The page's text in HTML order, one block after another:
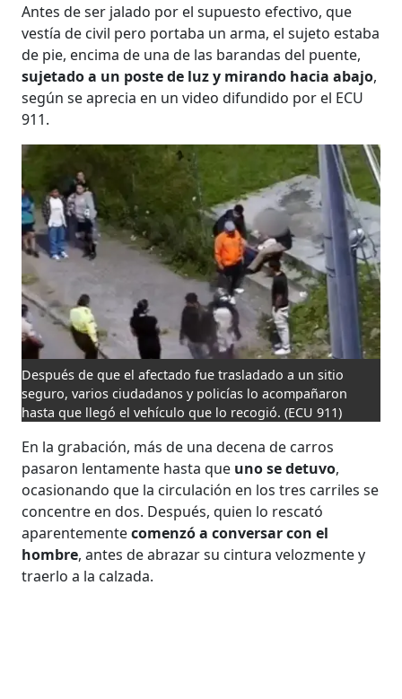
Antes de ser jalado por el supuesto efectivo, que
vestía de civil pero portaba un arma, el sujeto estaba
de pie, encima de una de las barandas del puente,
sujetado a un poste de luz y mirando hacia abajo,
según se aprecia en un video difundido por el ECU
911.
Después de que el afectado fue trasladado a un sitio
seguro, varios ciudadanos y policías lo acompañaron
hasta que llegó el vehículo que lo recogió. (ECU 911)
En la grabación, más de una decena de carros
pasaron lentamente hasta que uno se detuvo,
ocasionando que la circulación en los tres carriles se
concentre en dos. Después, quien lo rescató
aparentementecomenzó a conversar con el
hombre, antes de abrazar su cintura velozmente y
traerlo a la calzada.